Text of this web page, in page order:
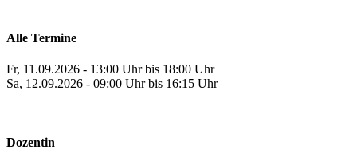
Alle Termine
Fr, 11.09.2026 - 13:00 Uhr bis 18:00 Uhr
Sa, 12.09.2026 - 09:00 Uhr bis 16:15 Uhr
Dozentin